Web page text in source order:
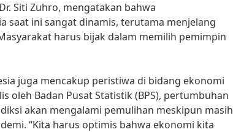
Siti Zuhro, mengatakan bahwa
saat ini sangat dinamis, terutama menjelang
harus bijak dalam memilih pemimpin
juga mencakup peristiwa di bidang ekonomi
oleh Badan Pusat Statistik (BPS), pertumbuhan
akan mengalami pemulihan meskipun masih
“Kita harus optimis bahwa ekonomi kita